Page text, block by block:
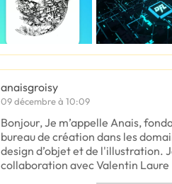
anaisgroisy
09 décembre à 10:09
Bonjour, Je m’appelle Anais,
bureau de création dans les
design d’objet et de l'illustration.
collaboration avec Valentin Laure